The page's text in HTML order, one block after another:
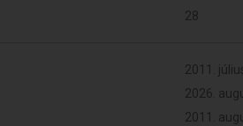
28
2011.
2026.
2011.